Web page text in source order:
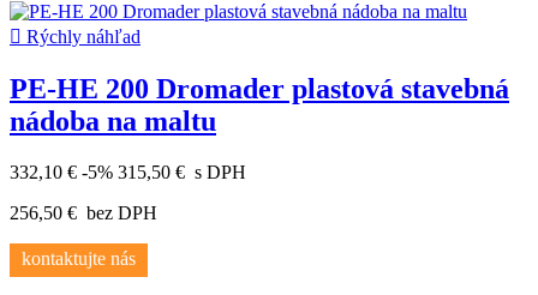
 Rýchly náhľad
PE-HE 200 Dromader plastová stavebná
nádoba na maltu
332,10 € -5% 315,50 € s DPH
256,50 € bez DPH
kontaktujte nás